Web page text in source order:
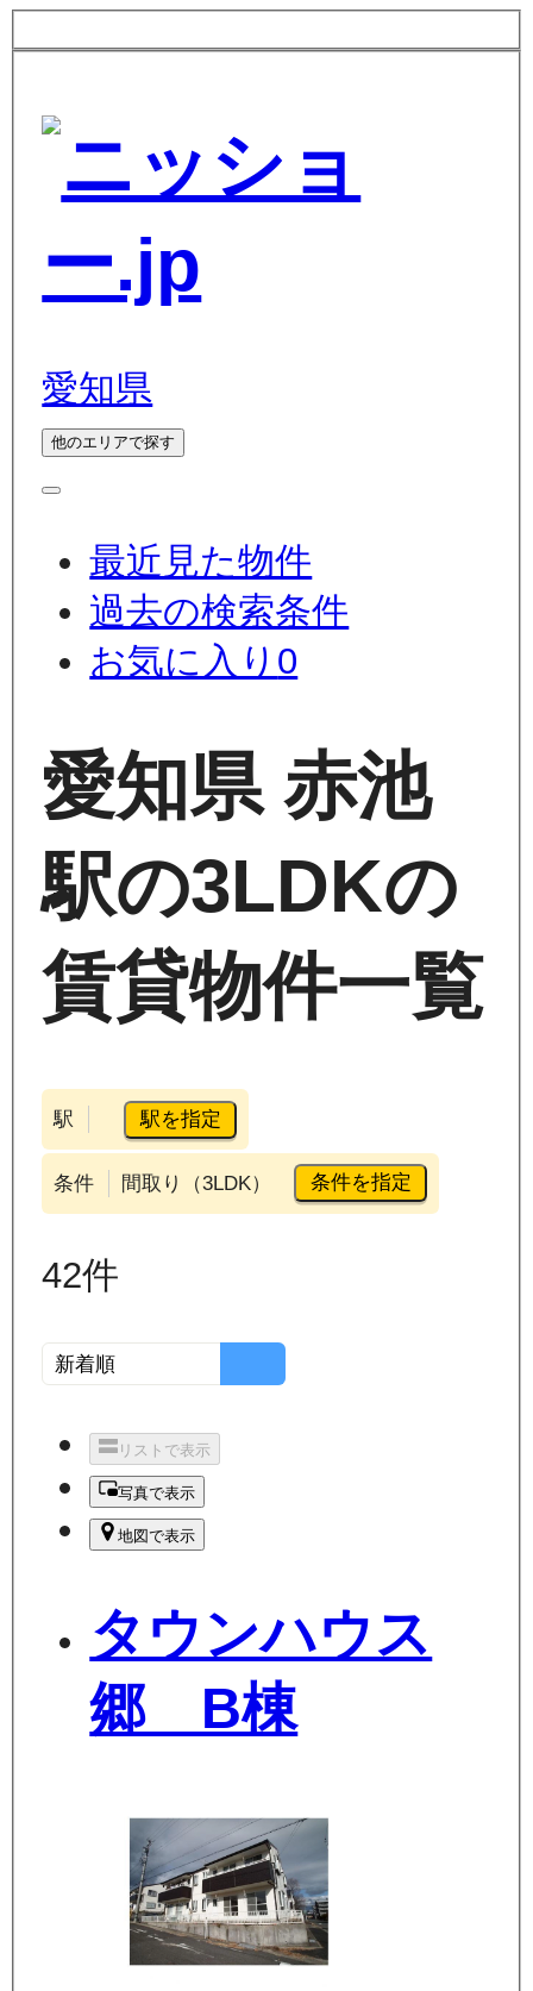
愛知県
他のエリアで探す
最近見た物件
過去の検索条件
お気に入り 0
愛知県 赤池
駅の3LDKの
賃貸物件一覧
駅 駅を指定
条件 間取り（3LDK） 条件を指定
42件
リストで表示
写真で表示
地図で表示
タウンハウス
郷 B棟